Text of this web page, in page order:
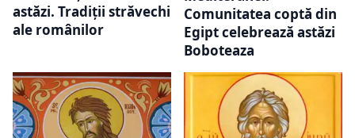
astăzi. Tradiții străvechi
ale românilor
Comunitatea coptă din
Egipt celebrează astăzi
Boboteaza